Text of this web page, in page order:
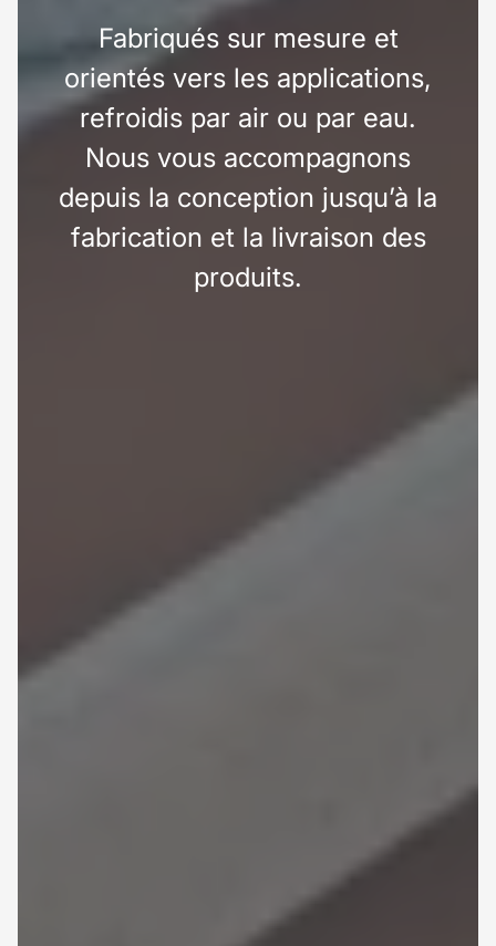
Fabriqués sur mesure et
orientés vers les applications,
refroidis par air ou par eau.
Nous vous accompagnons
depuis la conception jusqu’à la
fabrication et la livraison des
produits.